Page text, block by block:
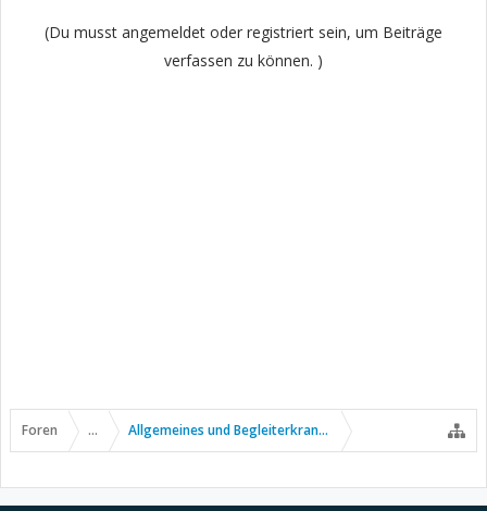
(Du musst angemeldet oder registriert sein, um Beiträge
verfassen zu können. )
Foren ... Allgemeines und Begleiterkrankungen